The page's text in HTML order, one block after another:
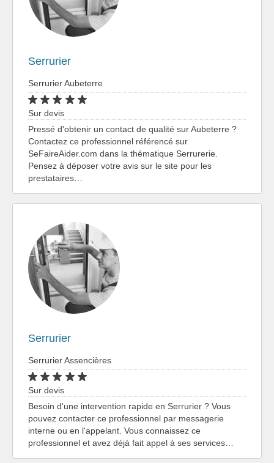
Serrurier
Serrurier Aubeterre
Sur devis
Pressé d'obtenir un contact de qualité sur Aubeterre ?
Contactez ce professionnel référencé sur
SeFaireAider.com dans la thématique Serrurerie.
Pensez à déposer votre avis sur le site pour les
prestataires…
Serrurier
Serrurier Assencières
Sur devis
Besoin d'une intervention rapide en Serrurier ? Vous
pouvez contacter ce professionnel par messagerie
interne ou en l'appelant. Vous connaissez ce
professionnel et avez déjà fait appel à ses services…